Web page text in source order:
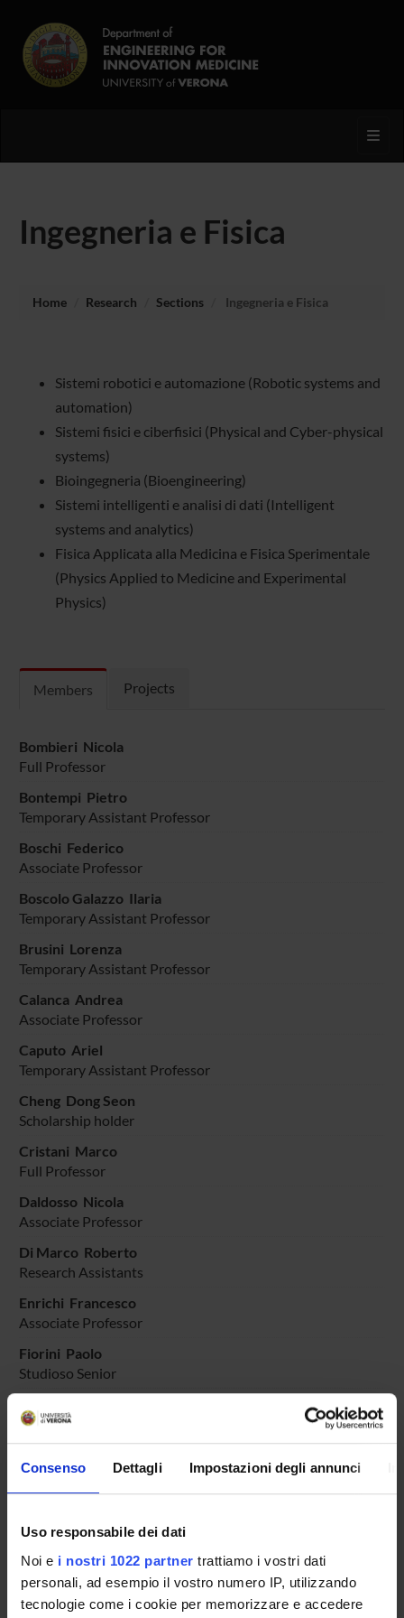
Consenso Dettagli Impostazioni degli annunci
Uso responsabile dei dati
Noi e i nostri 1022 partner trattiamo i vostri dati
personali, ad esempio il vostro numero IP, utilizzando
tecnologie come i cookie per memorizzare e accedere
Ingegneria e Fisica
Home Research Sections Ingegneria e Fisica
Sistemi robotici e automazione (Robotic systems and
automation)
Sistemi fisici e ciberfisici (Physical and Cyber-physical
systems)
Bioingegneria (Bioengineering)
Sistemi intelligenti e analisi di dati (Intelligent
systems and analytics)
Fisica Applicata alla Medicina e Fisica Sperimentale
(Physics Applied to Medicine and Experimental
Physics)
Members Projects
Bombieri Nicola
Full Professor
Bontempi Pietro
Temporary Assistant Professor
Boschi Federico
Associate Professor
Boscolo Galazzo Ilaria
Temporary Assistant Professor
Brusini Lorenza
Temporary Assistant Professor
Calanca Andrea
Associate Professor
Caputo Ariel
Temporary Assistant Professor
Cheng Dong Seon
Scholarship holder
Cristani Marco
Full Professor
Daldosso Nicola
Associate Professor
Di Marco Roberto
Research Assistants
Enrichi Francesco
Associate Professor
Fiorini Paolo
Studioso Senior
Research Scholarship Holders
Full Professor
Full Professor
Lora Michele
Temporary Assistant Professor
Maris Bogdan Mihai